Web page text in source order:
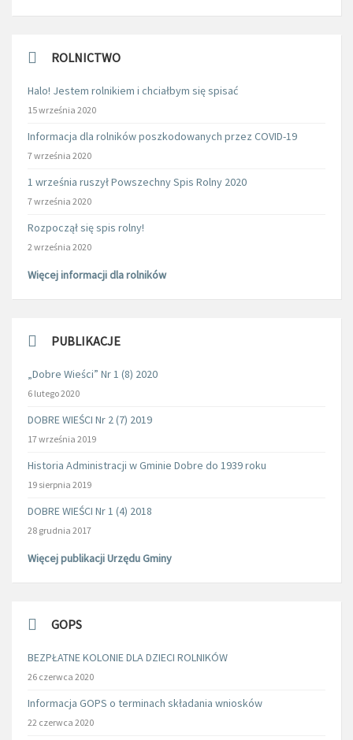
ROLNICTWO
Halo! Jestem rolnikiem i chciałbym się spisać
15 września 2020
Informacja dla rolników poszkodowanych przez COVID-19
7 września 2020
1 września ruszył Powszechny Spis Rolny 2020
7 września 2020
Rozpoczął się spis rolny!
2 września 2020
Więcej informacji dla rolników
PUBLIKACJE
„Dobre Wieści” Nr 1 (8) 2020
6 lutego 2020
DOBRE WIEŚCI Nr 2 (7) 2019
17 września 2019
Historia Administracji w Gminie Dobre do 1939 roku
19 sierpnia 2019
DOBRE WIEŚCI Nr 1 (4) 2018
28 grudnia 2017
Więcej publikacji Urzędu Gminy
GOPS
BEZPŁATNE KOLONIE DLA DZIECI ROLNIKÓW
26 czerwca 2020
Informacja GOPS o terminach składania wniosków
22 czerwca 2020